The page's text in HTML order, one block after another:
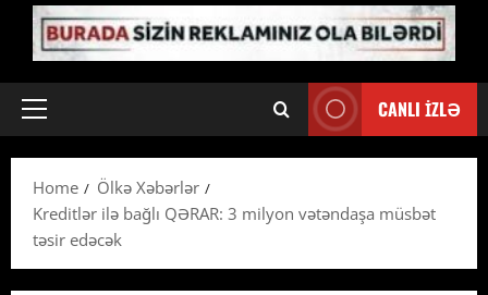
Primary
CANLI İZLƏ
Home
Ölkə Xəbərlər
Kreditlər ilə bağlı QƏRAR: 3 milyon vətəndaşa müsbət
təsir edəcək